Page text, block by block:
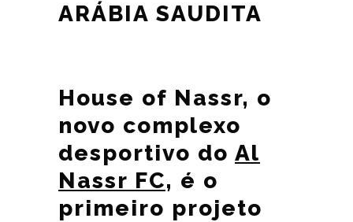
ARÁBIA SAUDITA
House of Nassr, o
novo complexo
desportivo do Al
Nassr FC, é o
primeiro projeto